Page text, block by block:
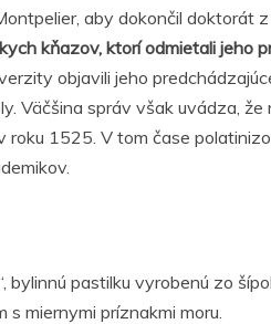
aby dokončil doktorát
kňazov, ktorí odmietali jeho
objavili jeho
Väčšina správ však uvádza, že
1525. V tom čase
bylinnú pastilku vyrobenú zo
miernymi príznakmi moru.